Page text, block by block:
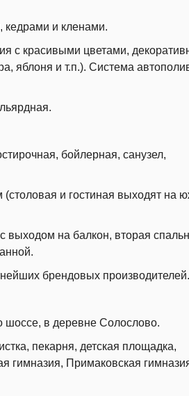
кедрами и кленами.
с красивыми цветами,
яблоня и т.п.). Система
бойлерная, санузел,
(столовая и гостиная выходят на
выходом на балкон, вторая
брендовых производителей.
шоссе, в деревне Солослово.
пекарня, детская площадка,
гимназия, Примаковская